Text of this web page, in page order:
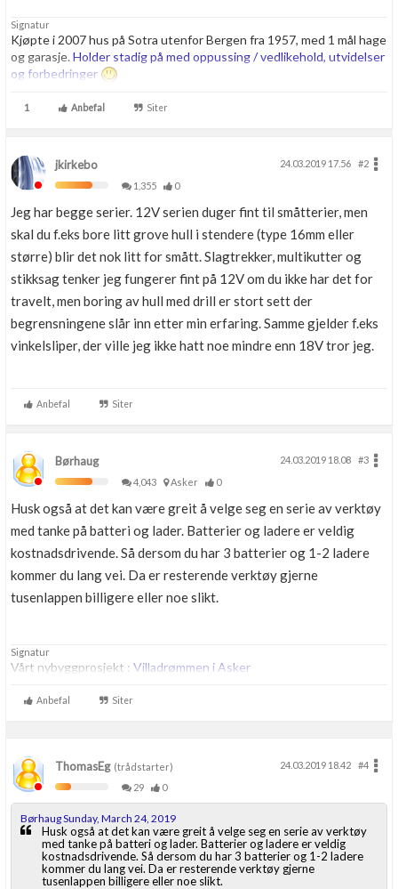
Signatur
Kjøpte i 2007 hus på Sotra utenfor Bergen fra 1957, med 1 mål hage
og garasje. Holder stadig på med oppussing / vedlikehold, utvidelser
og forbedringer
1 Anbefal Siter
jkirkebo 24.03.2019 17.56
#2
1,355
0
Jeg har begge serier. 12V serien duger fint til småtterier, men
skal du f.eks bore litt grove hull i stendere (type 16mm eller
større) blir det nok litt for smått. Slagtrekker, multikutter og
stikksag tenker jeg fungerer fint på 12V om du ikke har det for
travelt, men boring av hull med drill er stort sett der
begrensningene slår inn etter min erfaring. Samme gjelder f.eks
vinkelsliper, der ville jeg ikke hatt noe mindre enn 18V tror jeg.
Anbefal Siter
Børhaug 24.03.2019 18.08
#3
4,043
Asker 0
Husk også at det kan være greit å velge seg en serie av verktøy
med tanke på batteri og lader. Batterier og ladere er veldig
kostnadsdrivende. Så dersom du har 3 batterier og 1-2 ladere
kommer du lang vei. Da er resterende verktøy gjerne
tusenlappen billigere eller noe slikt.
Signatur
Vårt nybyggprosjekt : Villadrømmen i Asker
Anbefal Siter
ThomasEg(trådstarter) 24.03.2019 18.42
#4
29
0
Børhaug Sunday, March 24, 2019
Husk også at det kan være greit å velge seg en serie av verktøy
med tanke på batteri og lader. Batterier og ladere er veldig
kostnadsdrivende. Så dersom du har 3 batterier og 1-2 ladere
kommer du lang vei. Da er resterende verktøy gjerne
tusenlappen billigere eller noe slikt.